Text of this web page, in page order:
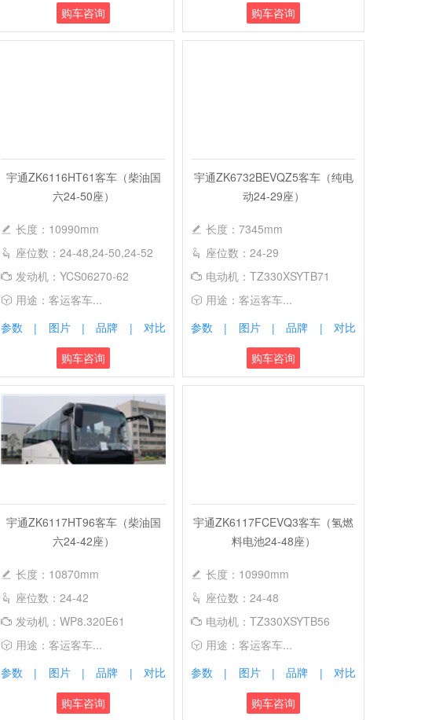
购车咨询
购车咨询
宇通ZK6116HT61客车（柴油国
六24-50座）
长度：10990mm
座位数：24-48,24-50,24-52
发动机：YCS06270-62
用途：客运客车...
参数
| 图片 | 品牌 |
对比
购车咨询
宇通ZK6732BEVQZ5客车（纯电
动24-29座）
长度：7345mm
座位数：24-29
电动机：TZ330XSYTB71
用途：客运客车...
参数
| 图片 | 品牌 |
对比
购车咨询
宇通ZK6117HT96客车（柴油国
六24-42座）
长度：10870mm
座位数：24-42
发动机：WP8.320E61
用途：客运客车...
参数
| 图片 | 品牌 |
对比
购车咨询
宇通ZK6117FCEVQ3客车（氢燃
料电池24-48座）
长度：10990mm
座位数：24-48
电动机：TZ330XSYTB56
用途：客运客车...
参数
| 图片 | 品牌 |
对比
购车咨询